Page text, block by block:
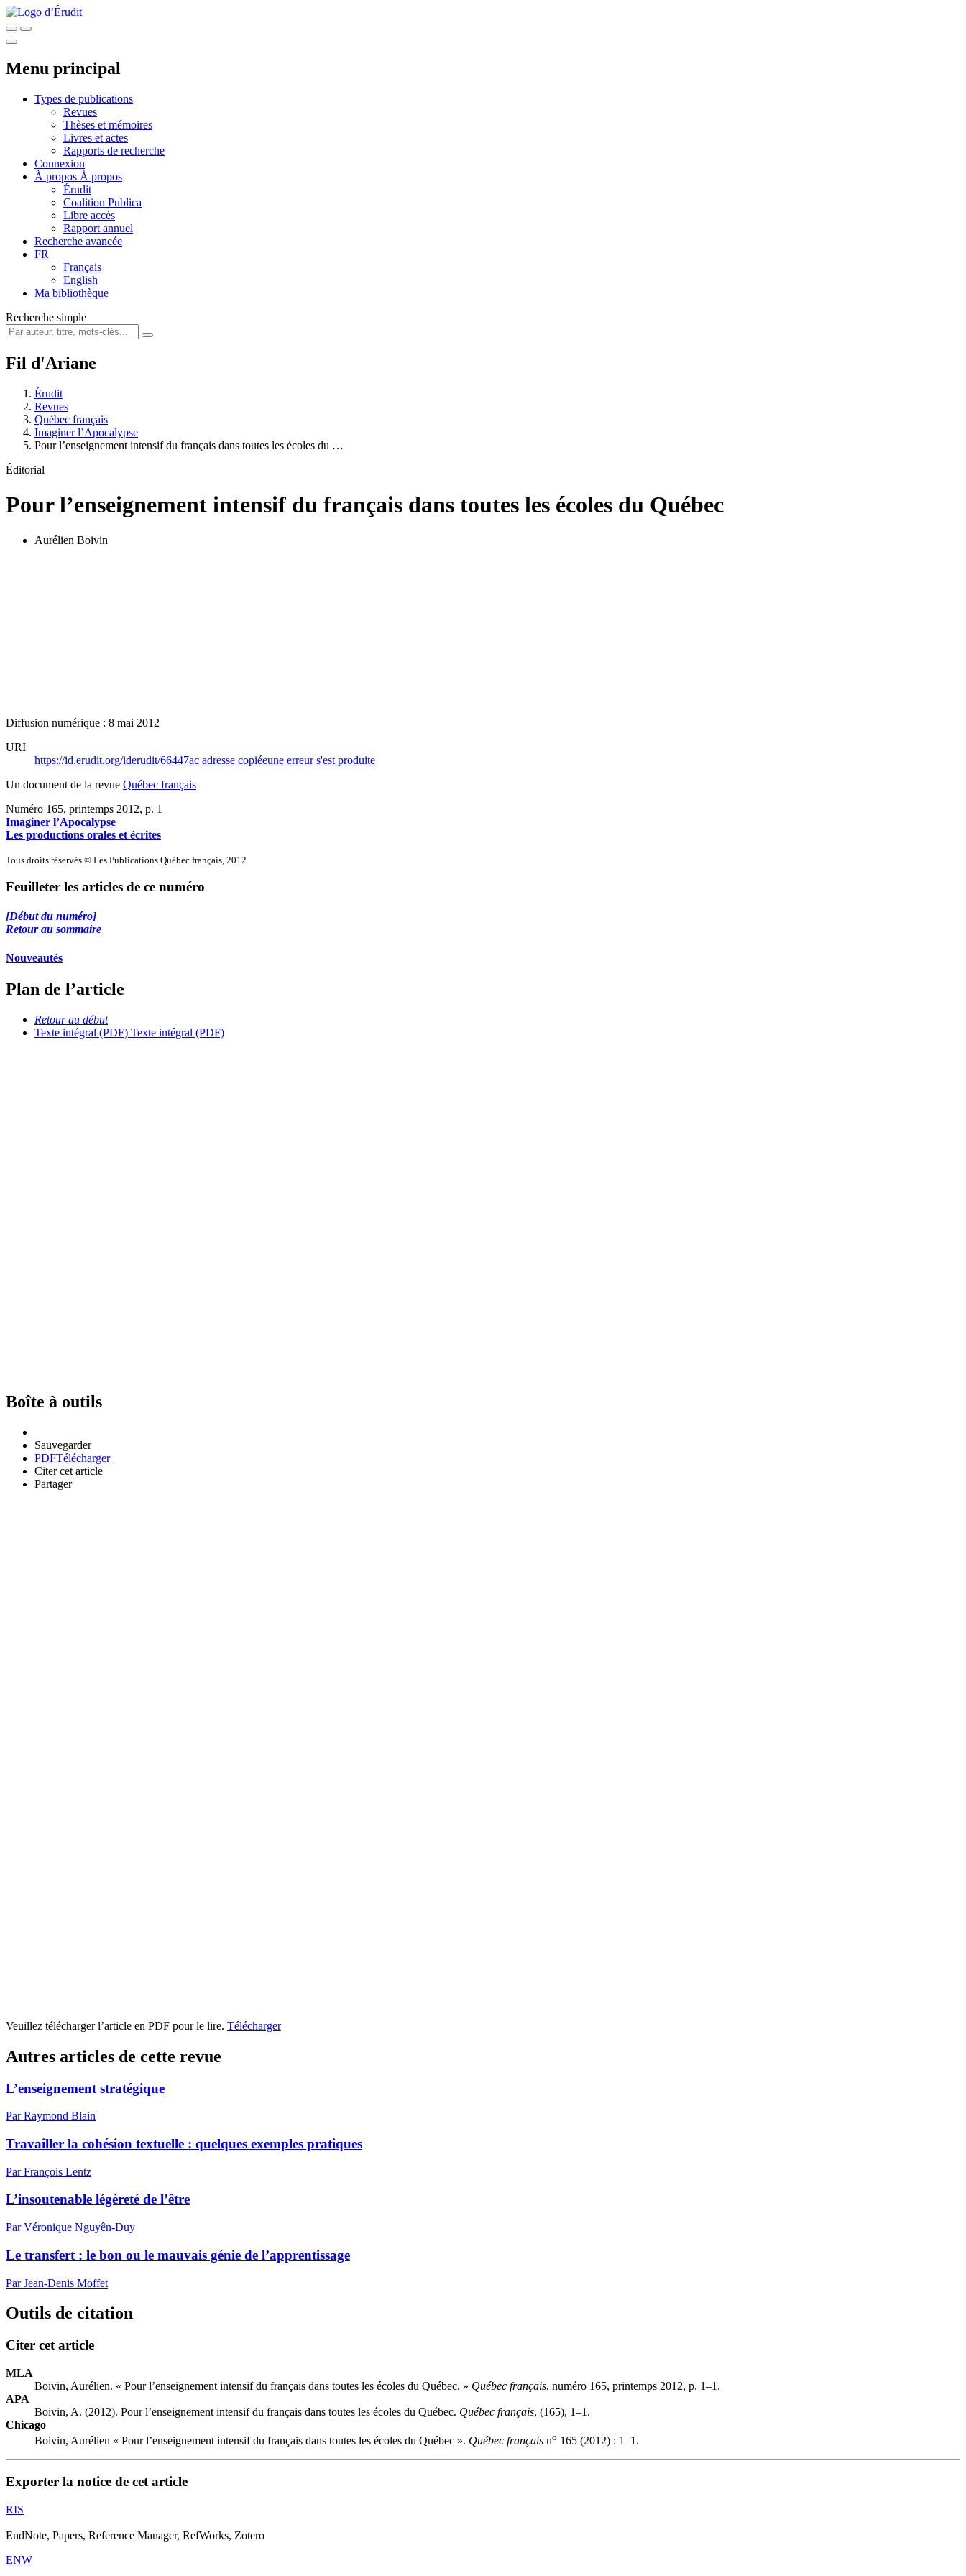
Menu principal
Types de publications
Revues
Thèses et mémoires
Livres et actes
Rapports de recherche
Connexion
À propos À propos
Érudit
Coalition Publica
Libre accès
Rapport annuel
Recherche avancée
FR
Français
English
Ma bibliothèque
Recherche simple
Fil d'Ariane
Érudit
Revues
Québec français
Imaginer l’Apocalypse
Pour l’enseignement intensif du français dans toutes les écoles du …
Éditorial
Pour l’enseignement intensif du français dans toutes les écoles du Québec
Aurélien Boivin
Diffusion numérique : 8 mai 2012
URI
https://id.erudit.org/iderudit/66447ac adresse copiéeune erreur s'est produite
Un document de la revue Québec français
Numéro 165, printemps 2012, p. 1
Imaginer l’Apocalypse
Les productions orales et écrites
Tous droits réservés © Les Publications Québec français, 2012
Feuilleter les articles de ce numéro
[Début du numéro]
Retour au sommaire
Nouveautés
Plan de l’article
Retour au début
Texte intégral (PDF) Texte intégral (PDF)
Boîte à outils
Sauvegarder
PDFTélécharger
Citer cet article
Partager
Veuillez télécharger l’article en PDF pour le lire. Télécharger
Autres articles de cette revue
L’enseignement stratégique
Par Raymond Blain
Travailler la cohésion textuelle : quelques exemples pratiques
Par François Lentz
L’insoutenable légèreté de l’être
Par Véronique Nguyên-Duy
Le transfert : le bon ou le mauvais génie de l’apprentissage
Par Jean-Denis Moffet
Outils de citation
Citer cet article
MLA
Boivin, Aurélien. « Pour l’enseignement intensif du français dans toutes les écoles du Québec. » Québec français, numéro 165, printemps 2012, p. 1–1.
APA
Boivin, A. (2012). Pour l’enseignement intensif du français dans toutes les écoles du Québec. Québec français, (165), 1–1.
Chicago
Boivin, Aurélien « Pour l’enseignement intensif du français dans toutes les écoles du Québec ». Québec français no 165 (2012) : 1–1.
Exporter la notice de cet article
RIS
EndNote, Papers, Reference Manager, RefWorks, Zotero
ENW